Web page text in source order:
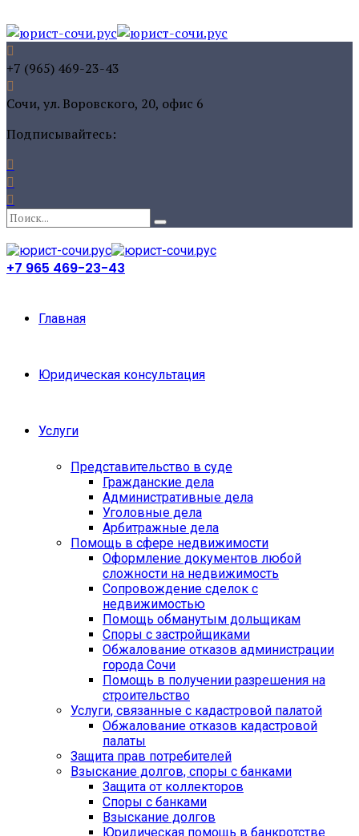
+7 (965) 469-23-43
Сочи, ул. Воровского, 20, офис 6
Подписывайтесь:
+7 965 469-23-43
Главная
Юридическая консультация
Услуги
Представительство в суде
Гражданские дела
Административные дела
Уголовные дела
Арбитражные дела
Помощь в сфере недвижимости
Оформление документов любой
сложности на недвижимость
Сопровождение сделок с
недвижимостью
Помощь обманутым дольщикам
Споры с застройщиками
Обжалование отказов администрации
города Сочи
Помощь в получении разрешения на
строительство
Услуги, связанные с кадастровой палатой
Обжалование отказов кадастровой
палаты
Защита прав потребителей
Взыскание долгов, споры с банками
Защита от коллекторов
Споры с банками
Взыскание долгов
Юридическая помощь в банкротстве